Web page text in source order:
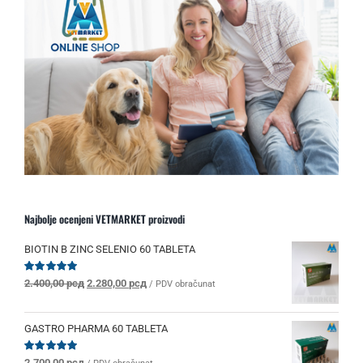
Najbolje ocenjeni VETMARKET proizvodi
BIOTIN B ZINC SELENIO 60 TABLETA
Ocenjeno
od 5
2.400,00рсд Originalna
je
bila:
2.280,00 рсд Trenutna
je:
2.280,00 рсд.
/ PDV obračunat
GASTRO PHARMA 60 TABLETA